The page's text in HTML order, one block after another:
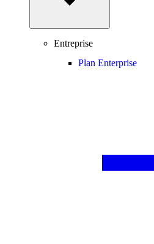
Entreprise
Plan Enterprise